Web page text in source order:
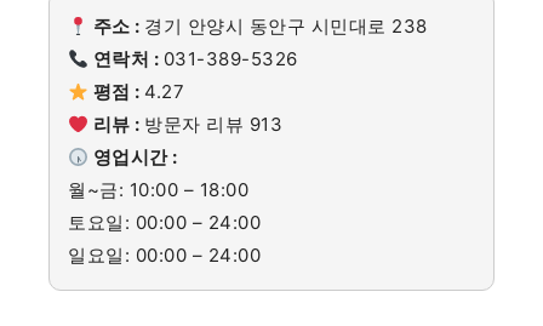
주소 : 경기 안양시 동안구 시민대로 238
연락처 : 031-389-5326
평점 : 4.27
리뷰 : 방문자 리뷰 913
영업시간 :
월~금: 10:00 – 18:00
토요일: 00:00 – 24:00
일요일: 00:00 – 24:00